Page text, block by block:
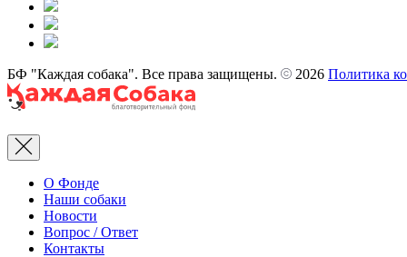
БФ "Каждая собака". Все права защищены. 2026 Политика
О Фонде
Наши собаки
Новости
Вопрос / Ответ
Контакты